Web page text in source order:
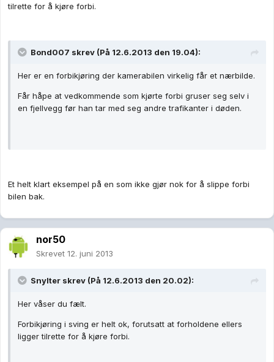
tilrette for å kjøre forbi.
Bond007 skrev (På 12.6.2013 den 19.04):
Her er en forbikjøring der kamerabilen virkelig får et nærbilde.
Får håpe at vedkommende som kjørte forbi gruser seg selv i
en fjellvegg før han tar med seg andre trafikanter i døden.
Et helt klart eksempel på en som ikke gjør nok for å slippe forbi
bilen bak.
nor50
Skrevet 12. juni 2013
Snylter skrev (På 12.6.2013 den 20.02):
Her våser du fælt.
Forbikjøring i sving er helt ok, forutsatt at forholdene ellers
ligger tilrette for å kjøre forbi.